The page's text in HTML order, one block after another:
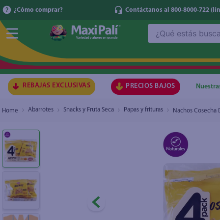
¿Cómo comprar? Contáctanos al 800-8000-722
REBAJAS EXCLUSIVAS PRECIOS BAJOS
Abarrotes Snacks y Fruta Seca Papas y frituras Nachos Cosecha
Nachos Cosecha Dorada De Maíz - 120 g
1.
2.
7.
8.
.